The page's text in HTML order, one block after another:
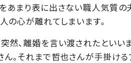
あまり表に出さない職人気質の
の心が離れてしまいます。
然、離婚を言い渡されたといい
ん。それまで哲也さんが手掛け